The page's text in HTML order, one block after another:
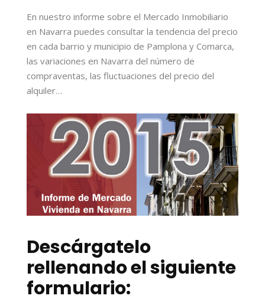
En nuestro informe sobre el Mercado Inmobiliario
en Navarra puedes consultar la tendencia del precio
en cada barrio y municipio de Pamplona y Comarca,
las variaciones en Navarra del número de
compraventas, las fluctuaciones del precio del
alquiler…
Descárgatelo
rellenando el siguiente
formulario: